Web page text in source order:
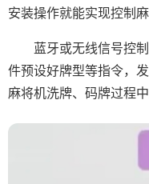
安装操作就能实现控制
蓝牙或无线信号控
件预设好牌型等指令，
麻将机洗牌、码牌过程